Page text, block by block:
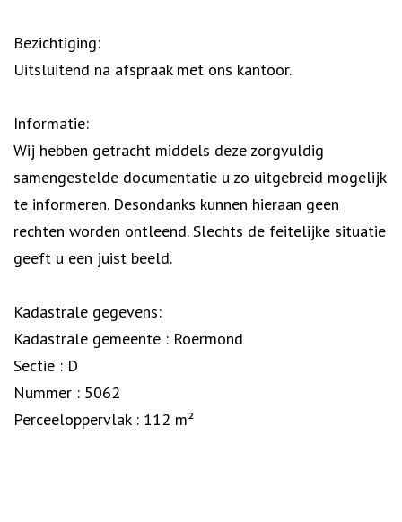
Bezichtiging:
Uitsluitend na afspraak met ons kantoor.
Informatie:
Wij hebben getracht middels deze zorgvuldig
samengestelde documentatie u zo uitgebreid mogelijk
te informeren. Desondanks kunnen hieraan geen
rechten worden ontleend. Slechts de feitelijke situatie
geeft u een juist beeld.
Kadastrale gegevens:
Kadastrale gemeente : Roermond
Sectie : D
Nummer : 5062
Perceeloppervlak : 112 m²